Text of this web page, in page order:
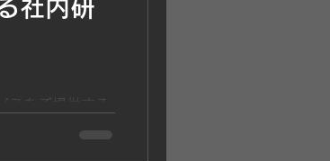
社内研
スをご提供する